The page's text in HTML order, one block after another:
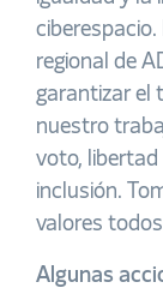
ciberespacio.
regional de
garantizar el
nuestro
voto, libertad
inclusión.
valores todos
Algunas